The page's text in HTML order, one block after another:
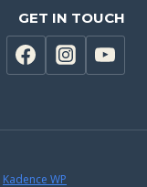
GET IN TOUCH
Kadence WP